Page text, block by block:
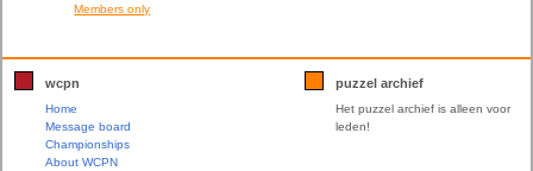
Members only
wcpn
Home
Message board
Championships
About WCPN
puzzel archief
Het puzzel archief is alleen voor
leden!